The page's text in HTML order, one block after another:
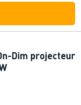
Dim projecteur